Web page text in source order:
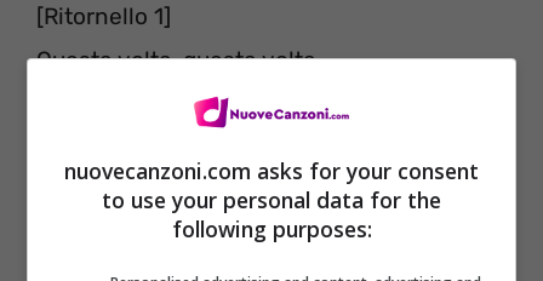
[Ritornello 1]
Questa volta, questa volta
Questa volta, stavolta di certo non
scapperò…
Non stavolta, non stavolta
nuovecanzoni.com asks for your consent
to use your personal data for the
following purposes: